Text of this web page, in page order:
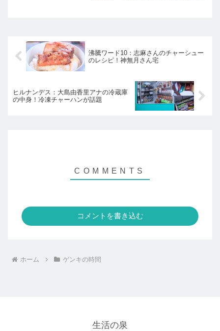
沸騰ワード10：志麻さんのチャーシュー
のレシピ！神無月さん宅
ヒルナンデス：大島由香里アナの冷蔵庫
の中身！冷凍チャーハンが話題
コメントを書き込む
ホーム ゲンキの時間
生活の泉